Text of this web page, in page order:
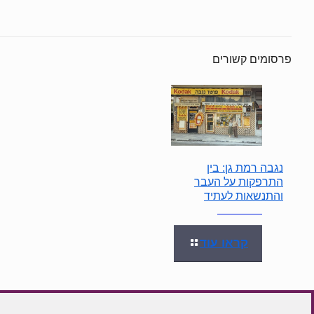
פרסומים קשורים
נגבה רמת גן: בין
התרפקות על העבר
והתנשאות לעתיד
קראו עוד